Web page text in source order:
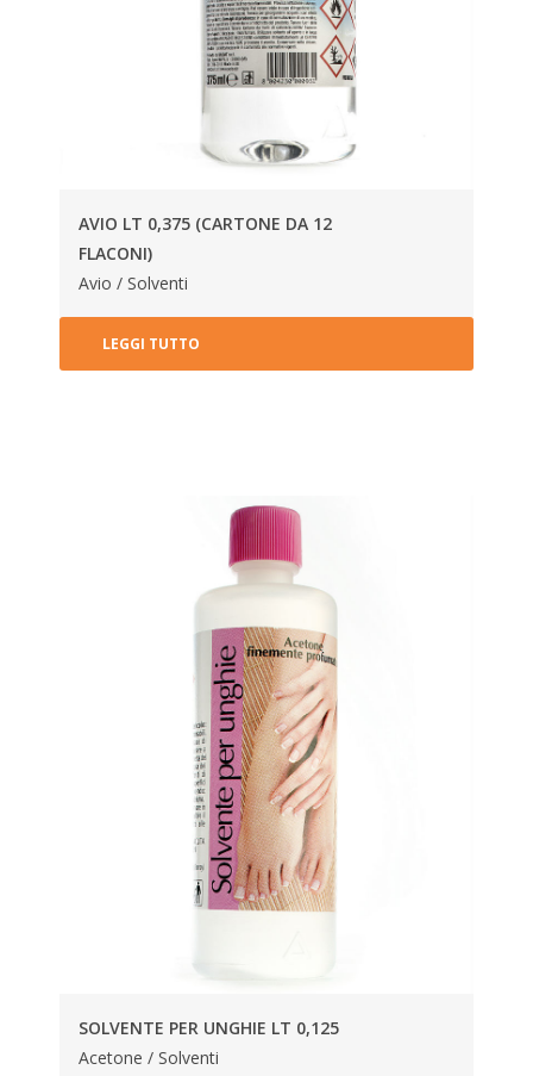
AVIO LT 0,375 (CARTONE DA 12
FLACONI)
Avio / Solventi
LEGGI TUTTO
SOLVENTE PER UNGHIE LT 0,125
Acetone / Solventi